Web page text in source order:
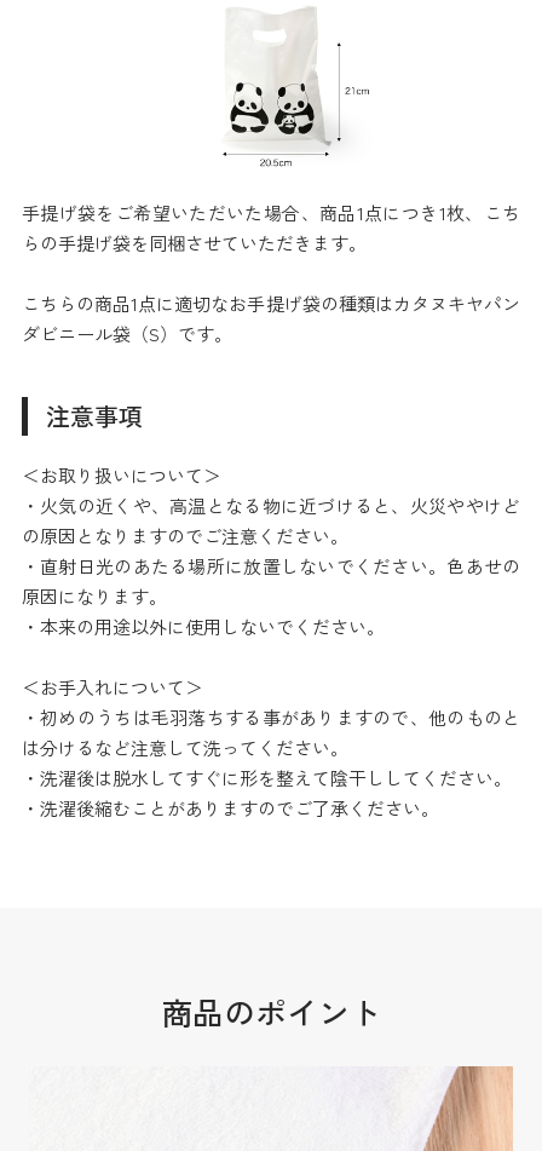
手提げ袋をご希望いただいた場合、商品1点につき1枚、こち
らの手提げ袋を同梱させていただきます。
こちらの商品1点に適切なお手提げ袋の種類はカタヌキヤパン
ダビニール袋（S）です。
注意事項
＜お取り扱いについて＞
・火気の近くや、高温となる物に近づけると、火災ややけど
の原因となりますのでご注意ください。
・直射日光のあたる場所に放置しないでください。色あせの
原因になります。
・本来の用途以外に使用しないでください。
＜お手入れについて＞
・初めのうちは毛羽落ちする事がありますので、他のものと
は分けるなど注意して洗ってください。
・洗濯後は脱水してすぐに形を整えて陰干ししてください。
・洗濯後縮むことがありますのでご了承ください。
商品のポイント